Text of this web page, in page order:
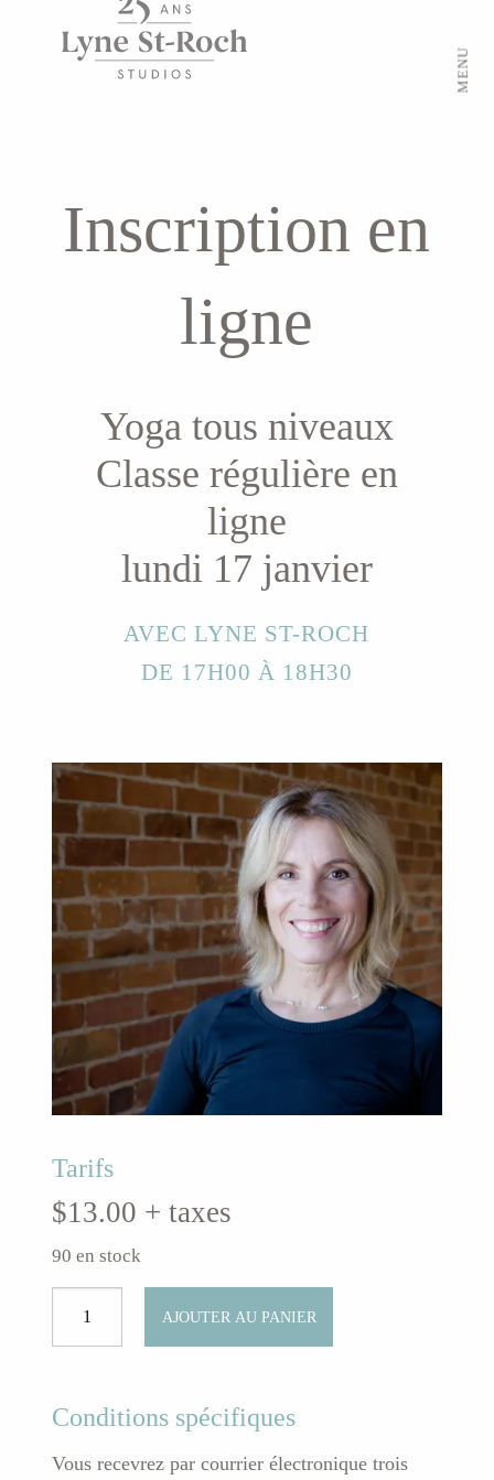
MENU
Inscription en
ligne
Yoga tous niveaux
Classe régulière en
ligne
lundi 17 janvier
AVEC LYNE ST-ROCH
DE 17H00 À 18H30
Tarifs
$13.00 + taxes
90 en stock
niveauxClasse
en
AJOUTER AU PANIER
Conditions spécifiques
Vous recevrez par courrier électronique trois